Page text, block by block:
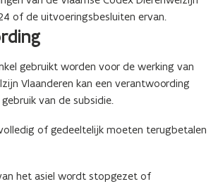
of de uitvoeringsbesluiten ervan.
gebruikt worden voor de werking van
Vlaanderen kan een verantwoording
van de subsidie.
of gedeeltelijk moeten terugbetalen
het asiel wordt stopgezet of